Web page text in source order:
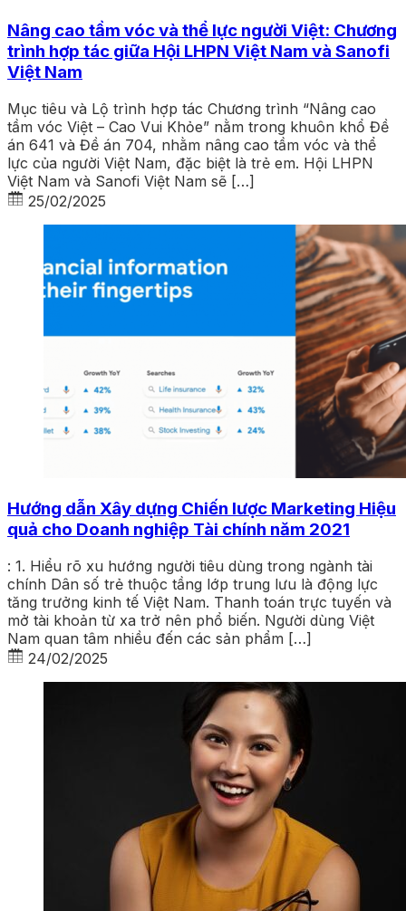
Nâng cao tầm vóc và thể lực người Việt: Chương
trình hợp tác giữa Hội LHPN Việt Nam và Sanofi
Việt Nam
Mục tiêu và Lộ trình hợp tác Chương trình “Nâng cao
tầm vóc Việt – Cao Vui Khỏe” nằm trong khuôn khổ Đề
án 641 và Đề án 704, nhằm nâng cao tầm vóc và thể
lực của người Việt Nam, đặc biệt là trẻ em. Hội LHPN
Việt Nam và Sanofi Việt Nam sẽ […]
25/02/2025
Hướng dẫn Xây dựng Chiến lược Marketing Hiệu
quả cho Doanh nghiệp Tài chính năm 2021
: 1. Hiểu rõ xu hướng người tiêu dùng trong ngành tài
chính Dân số trẻ thuộc tầng lớp trung lưu là động lực
tăng trưởng kinh tế Việt Nam. Thanh toán trực tuyến và
mở tài khoản từ xa trở nên phổ biến. Người dùng Việt
Nam quan tâm nhiều đến các sản phẩm […]
24/02/2025